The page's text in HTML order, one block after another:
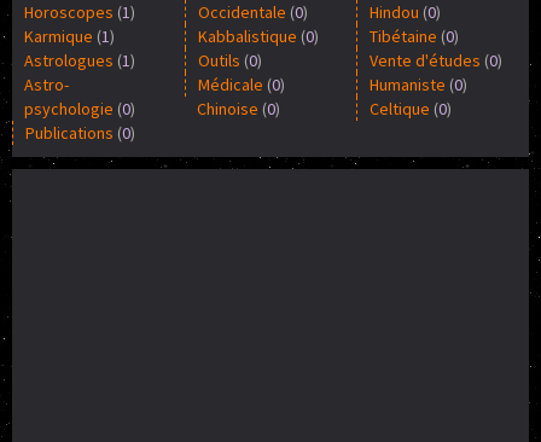
Horoscopes (1) Occidentale (0) Hindou (0)
Karmique (1) Kabbalistique (0) Tibétaine (0)
Astrologues (1) Outils (0) Vente d'études (0)
Astro-
psychologie (0)
Médicale (0) Humaniste (0)
Chinoise (0) Celtique (0)
Publications (0)